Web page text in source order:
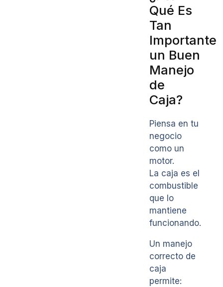
Qué Es
Tan
Importante
un Buen
Manejo
de
Caja?
Piensa en tu
negocio
como un
motor.
La caja es el
combustible
que lo
mantiene
funcionando.
Un manejo
correcto de
caja
permite: